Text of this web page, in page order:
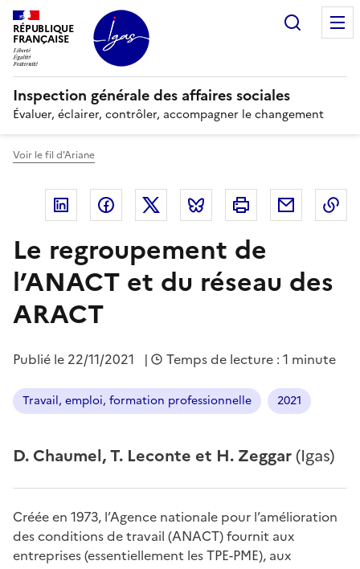
Panneau de gestion des cookies
RÉPUBLIQUE
FRANÇAISE
Inspection générale des affaires sociales
Évaluer, éclairer, contrôler, accompagner le changement
Voir le fil d'Ariane
Linkedin FacebookTwitter Bluesky Imprimer Courriel
Le regroupement de
l’ANACT et du réseau des
ARACT
Publié le 22/11/2021 | Temps de lecture : 1 minute
Travail, emploi, formation professionnelle 2021
D. Chaumel, T. Leconte et H. Zeggar(Igas)
Créée en 1973, l’Agence nationale pour l’amélioration
des conditions de travail (ANACT) fournit aux
entreprises (essentiellement les TPE-PME), aux